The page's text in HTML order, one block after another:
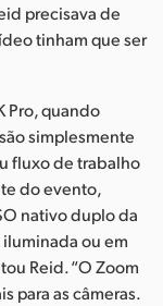
precisava de
tinham que ser
Pro, quando
simplesmente
fluxo de trabalho
do evento,
nativo duplo da
ou em
Reid. “O Zoom
para as câmeras.